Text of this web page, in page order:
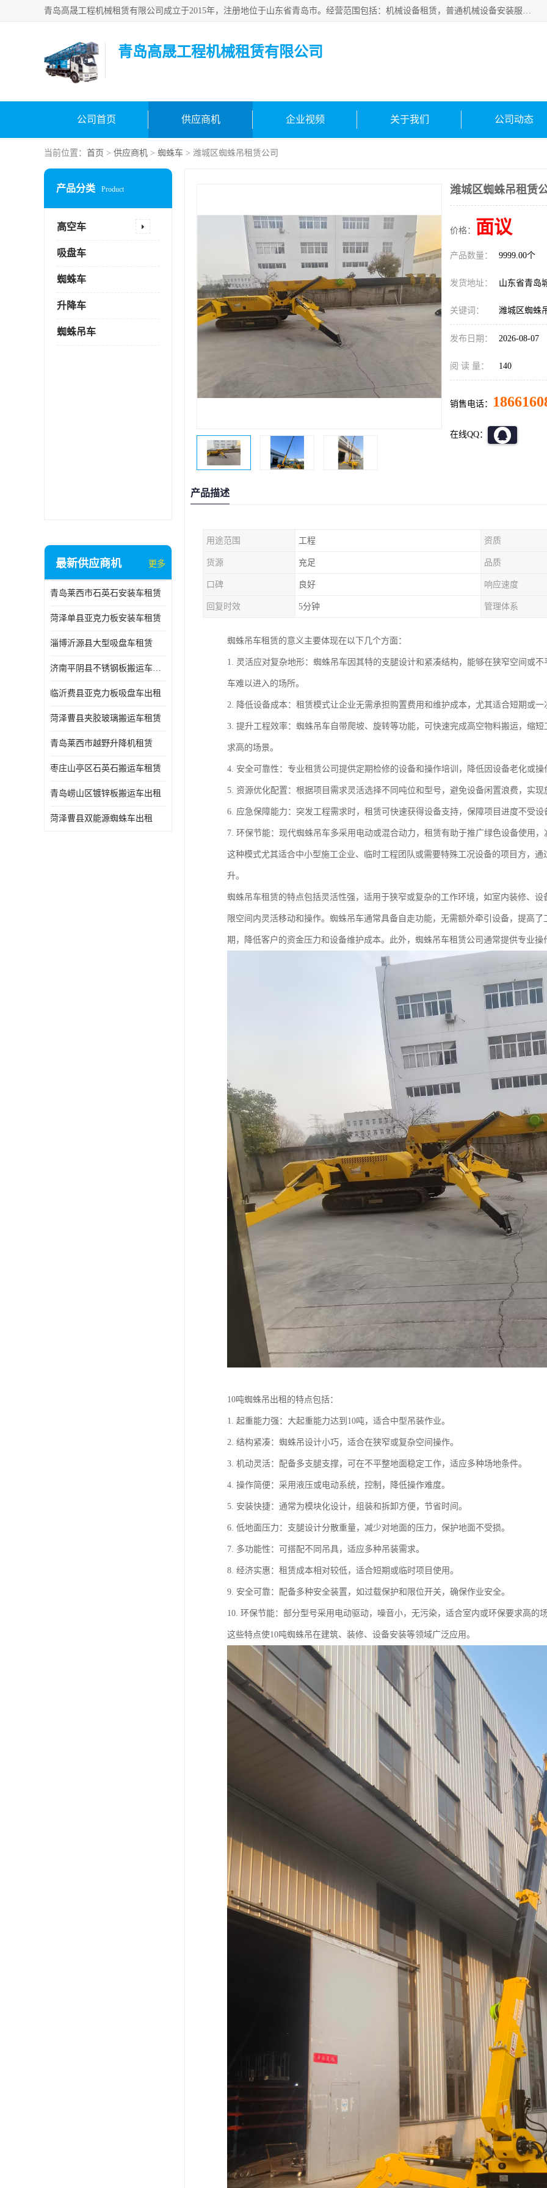
青岛高晟工程机械租赁有限公司成立于2015年，注册地位于山东省青岛市。经营范围包括：机械设备租赁，普通机械设备安装服务，电子、机械设备维护，专用设备修理，通用设备修理，机械设备销售，环境保护专用设备销售，建筑材料销售，专业保洁、清洗、消毒服务，劳动保护用品销售，信息技术咨询服务，汽车拖车、求援、清障服务，物业管理；工程管理服务，货物进出口，技术进出口，汽车销售，新能源汽车整车销售等。
青岛高晟工程机械租赁有限公司
公司首页 供应商机 企业视频 关于我们 公司动态
当前位置： 首页 > 供应商机 > 蜘蛛车 > 潍城区蜘蛛吊租赁公司
产品分类 Product
高空车
吸盘车
蜘蛛车
升降车
蜘蛛吊车
最新供应商机 更多
青岛莱西市石英石安装车租赁
菏泽单县亚克力板安装车租赁
淄博沂源县大型吸盘车租赁
济南平阴县不锈钢板搬运车出租
临沂费县亚克力板吸盘车出租
菏泽曹县夹胶玻璃搬运车租赁
青岛莱西市越野升降机租赁
枣庄山亭区石英石搬运车租赁
青岛崂山区镀锌板搬运车出租
菏泽曹县双能源蜘蛛车出租
潍城区蜘蛛吊租赁
价格： 面议
产品数量： 9999.00个
发货地址： 山东省青岛
关键词： 潍城区蜘蛛
发布日期： 2026-08-07
阅 读 量： 140
销售电话：
在线QQ：
产品描述
用途范围 工程 资质
货源 充足 品质
口碑 良好 响应速度
回复时效 5分钟 管理体系
蜘蛛吊车租赁的意义主要体现在以下几个方面：
1. 灵活应对复杂地形：蜘蛛吊车因其特的支腿设计和紧凑结构，能够在狭窄空间或
车难以进入的场所。
2. 降低设备成本：租赁模式让企业无需承担购置费用和维护成本，尤其适合短期或
3. 提升工程效率：蜘蛛吊车自带爬坡、旋转等功能，可快速完成高空物料搬运，缩
求高的场景。
4. 安全可靠性：专业租赁公司提供定期检修的设备和操作培训，降低因设备老化或
5. 资源优化配置：根据项目需求灵活选择不同吨位和型号，避免设备闲置浪费，实
6. 应急保障能力：突发工程需求时，租赁可快速获得设备支持，保障项目进度不受设
7. 环保节能：现代蜘蛛吊车多采用电动或混合动力，租赁有助于推广绿色设备使用，
这种模式尤其适合中小型施工企业、临时工程团队或需要特殊工况设备的项目方，
升。
蜘蛛吊车租赁的特点包括灵活性强，适用于狭窄或复杂的工作环境，如室内装修、
限空间内灵活移动和操作。蜘蛛吊车通常具备自走功能，无需额外牵引设备，提高
期，降低客户的资金压力和设备维护成本。此外，蜘蛛吊车租赁公司通常提供专业
10吨蜘蛛吊出租的特点包括：
1. 起重能力强：大起重能力达到10吨，适合中型吊装作业。
2. 结构紧凑：蜘蛛吊设计小巧，适合在狭窄或复杂空间操作。
3. 机动灵活：配备多支腿支撑，可在不平整地面稳定工作，适应多种场地条件。
4. 操作简便：采用液压或电动系统，控制，降低操作难度。
5. 安装快捷：通常为模块化设计，组装和拆卸方便，节省时间。
6. 低地面压力：支腿设计分散重量，减少对地面的压力，保护地面不受损。
7. 多功能性：可搭配不同吊具，适应多种吊装需求。
8. 经济实惠：租赁成本相对较低，适合短期或临时项目使用。
9. 安全可靠：配备多种安全装置，如过载保护和限位开关，确保作业安全。
10. 环保节能：部分型号采用电动驱动，噪音小，无污染，适合室内或环保要求高的
这些特点使10吨蜘蛛吊在建筑、装修、设备安装等领域广泛应用。